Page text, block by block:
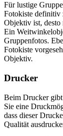
Für lustige
Fotokiste definitiv
Objektiv ist, desto
Ein
Gruppenfotos.
Fotokiste
Objektiv.
Drucker
Beim Drucker gibt
Sie eine
dass dieser
Qualität